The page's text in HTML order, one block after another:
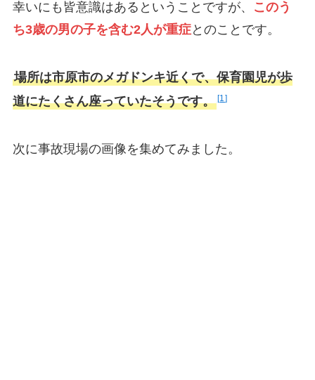
幸いにも皆意識はあるということですが、
このう
ち3歳の男の子を含む2人が重症とのことです。
場所は市原市のメガドンキ近くで、保育園児が歩
道にたくさん座っていたそうです。 1
次に事故現場の画像を集めてみました。